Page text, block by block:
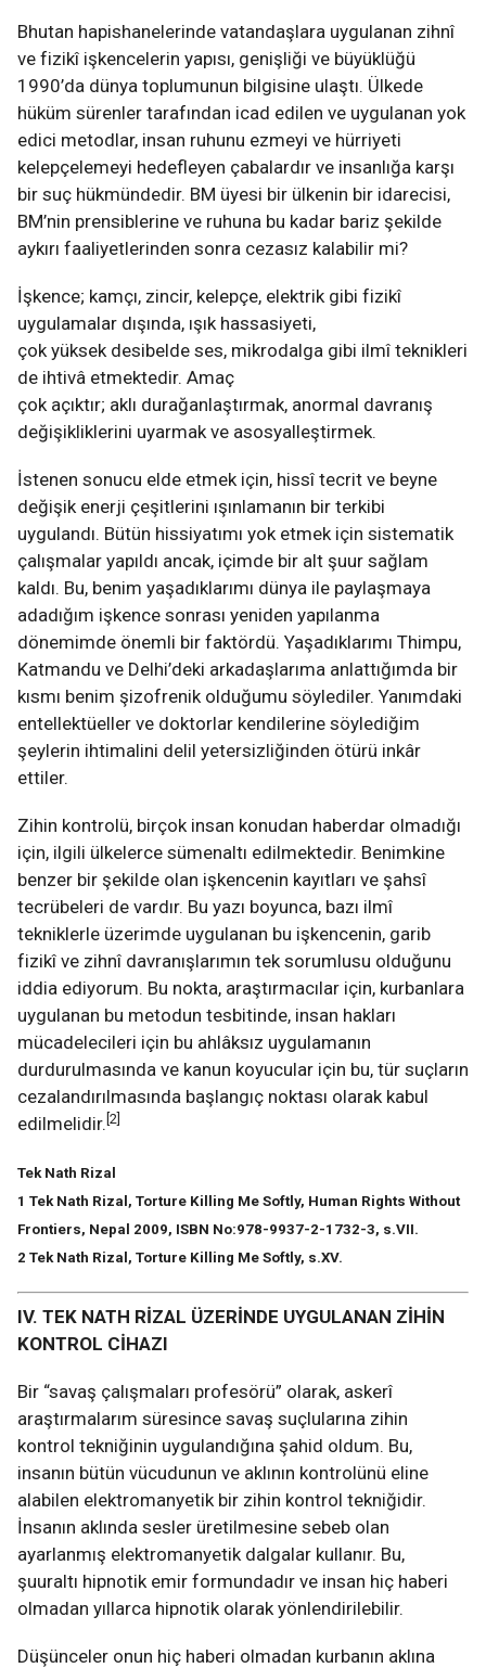
Bhutan hapishanelerinde vatandaşlara uygulanan zihnî
ve fizikî işkencelerin yapısı, genişliği ve büyüklüğü
1990’da dünya toplumunun bilgisine ulaştı. Ülkede
hüküm sürenler tarafından icad edilen ve uygulanan yok
edici metodlar, insan ruhunu ezmeyi ve hürriyeti
kelepçelemeyi hedefleyen çabalardır ve insanlığa karşı
bir suç hükmündedir. BM üyesi bir ülkenin bir idarecisi,
BM’nin prensiblerine ve ruhuna bu kadar bariz şekilde
aykırı faaliyetlerinden sonra cezasız kalabilir mi?
İşkence; kamçı, zincir, kelepçe, elektrik gibi fizikî
uygulamalar dışında, ışık hassasiyeti,
çok yüksek desibelde ses, mikrodalga gibi ilmî teknikleri
de ihtivâ etmektedir. Amaç
çok açıktır; aklı durağanlaştırmak, anormal davranış
değişikliklerini uyarmak ve asosyalleştirmek.
İstenen sonucu elde etmek için, hissî tecrit ve beyne
değişik enerji çeşitlerini ışınlamanın bir terkibi
uygulandı. Bütün hissiyatımı yok etmek için sistematik
çalışmalar yapıldı ancak, içimde bir alt şuur sağlam
kaldı. Bu, benim yaşadıklarımı dünya ile paylaşmaya
adadığım işkence sonrası yeniden yapılanma
dönemimde önemli bir faktördü. Yaşadıklarımı Thimpu,
Katmandu ve Delhi’deki arkadaşlarıma anlattığımda bir
kısmı benim şizofrenik olduğumu söylediler. Yanımdaki
entellektüeller ve doktorlar kendilerine söylediğim
şeylerin ihtimalini delil yetersizliğinden ötürü inkâr
ettiler.
Zihin kontrolü, birçok insan konudan haberdar olmadığı
için, ilgili ülkelerce sümenaltı edilmektedir. Benimkine
benzer bir şekilde olan işkencenin kayıtları ve şahsî
tecrübeleri de vardır. Bu yazı boyunca, bazı ilmî
tekniklerle üzerimde uygulanan bu işkencenin, garib
fizikî ve zihnî davranışlarımın tek sorumlusu olduğunu
iddia ediyorum. Bu nokta, araştırmacılar için, kurbanlara
uygulanan bu metodun tesbitinde, insan hakları
mücadelecileri için bu ahlâksız uygulamanın
durdurulmasında ve kanun koyucular için bu, tür suçların
cezalandırılmasında başlangıç noktası olarak kabul
edilmelidir. [2]
Tek Nath Rizal
1 Tek Nath Rizal, Torture Killing Me Softly, Human Rights Without
Frontiers, Nepal 2009, ISBN No:978-9937-2-1732-3, s.VII.
2 Tek Nath Rizal, Torture Killing Me Softly, s.XV.
IV. TEK NATH RİZAL ÜZERİNDE UYGULANAN ZİHİN
KONTROL CİHAZI
Bir “savaş çalışmaları profesörü” olarak, askerî
araştırmalarım süresince savaş suçlularına zihin
kontrol tekniğinin uygulandığına şahid oldum. Bu,
insanın bütün vücudunun ve aklının kontrolünü eline
alabilen elektromanyetik bir zihin kontrol tekniğidir.
İnsanın aklında sesler üretilmesine sebeb olan
ayarlanmış elektromanyetik dalgalar kullanır. Bu,
şuuraltı hipnotik emir formundadır ve insan hiç haberi
olmadan yıllarca hipnotik olarak yönlendirilebilir.
Düşünceler onun hiç haberi olmadan kurbanın aklına